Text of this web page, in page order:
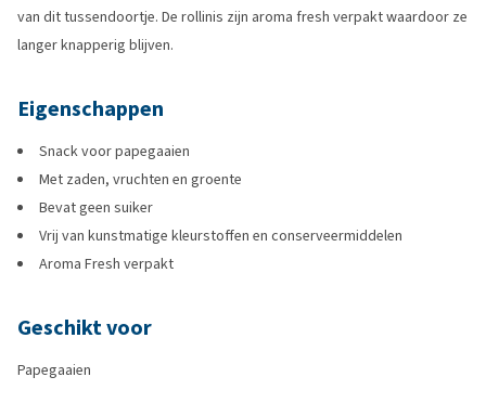
van dit tussendoortje. De rollinis zijn aroma fresh verpakt waardoor ze
langer knapperig blijven.
Eigenschappen
Snack voor papegaaien
Met zaden, vruchten en groente
Bevat geen suiker
Vrij van kunstmatige kleurstoffen en conserveermiddelen
Aroma Fresh verpakt
Geschikt voor
Papegaaien